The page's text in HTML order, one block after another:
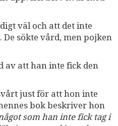
väl och att det inte
sökte vård, men pojken
av att han inte fick den
just för att hon inte
bok beskriver hon
som han inte fick tag i